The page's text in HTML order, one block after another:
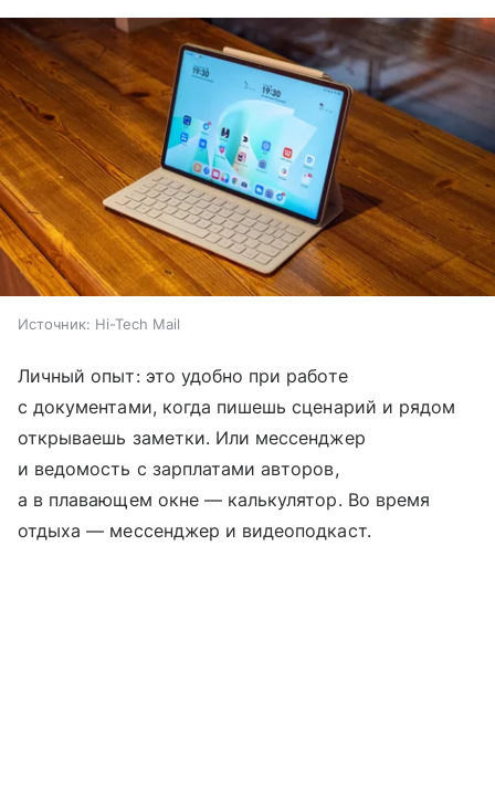
Источник: Hi-Tech Mail
Личный опыт: это удобно при работе
с документами, когда пишешь сценарий и рядом
открываешь заметки. Или мессенджер
и ведомость с зарплатами авторов,
а в плавающем окне — калькулятор. Во время
отдыха — мессенджер и видеоподкаст.